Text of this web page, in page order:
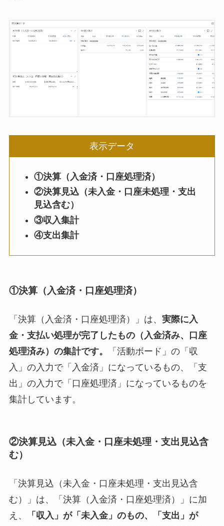
表示データ
①決算（入金済・口座処理済）
②決算見込（未入金・口座未処理・支出
見込含む）
③収入集計
④支出集計
①決算（入金済・口座処理済）
「決算（入金済・口座処理済）」は、 実際に入
金・支払い処理が完了したもの（入金済み、口座
処理済み）の集計です。
「活動ボード」の「収
入」の入力で「入金済」になっているもの、「支
出」の入力で「口座処理済」になっているものを
集計しています。
②決算見込（未入金・口座未処理・支出見込含
む）
「決算見込（未入金・口座未処理・支出見込含
む）」は、「決算（入金済・口座処理済）」に加
え、
「収入」が「未入金」のもの、「支出」が